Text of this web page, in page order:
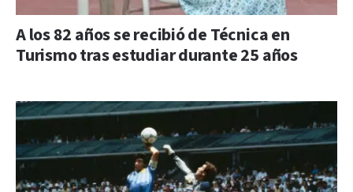
A los 82 años se recibió de Técnica en
Turismo tras estudiar durante 25 años